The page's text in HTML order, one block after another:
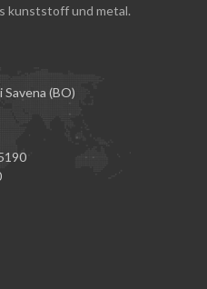
kunststoff und metal.
Savena (BO)